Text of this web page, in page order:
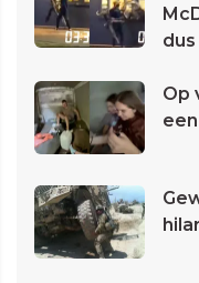
Op